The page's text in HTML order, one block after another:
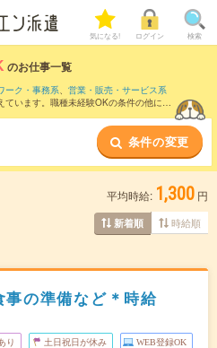
気になる! ログイン 検索
のお仕事一覧
ーク・事務系、 営業・販売・サービス系
ています。職種未経験OKの条件の他に、
条件の変更
平均時給: 1,300 円
新着順 時給順
事の準備など＊時給
り 土日祝日が休み WEB登録OK